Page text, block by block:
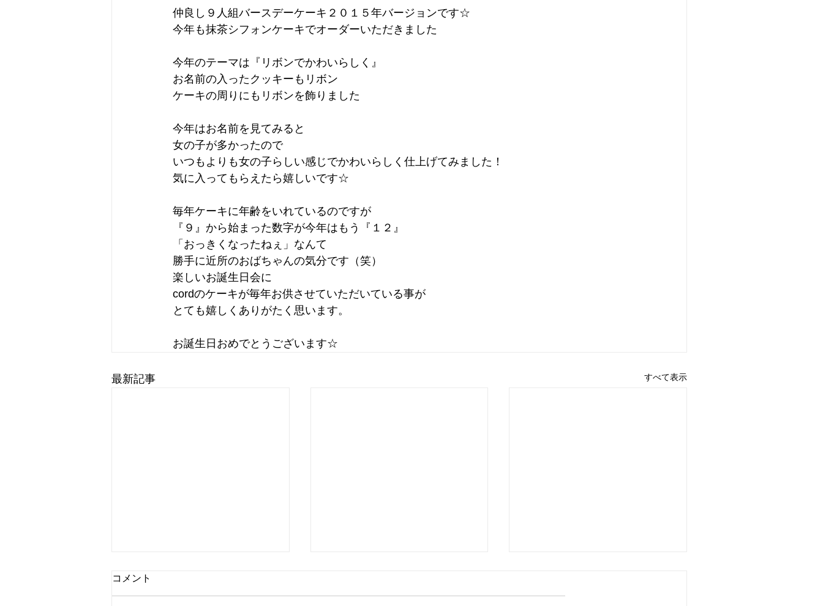
仲良し９人組バースデーケーキ２０１５年バージョンです☆
今年も抹茶シフォンケーキでオーダーいただきました
今年のテーマは『リボンでかわいらしく』
お名前の入ったクッキーもリボン
ケーキの周りにもリボンを飾りました
今年はお名前を見てみると
女の子が多かったので
いつもよりも女の子らしい感じでかわいらしく仕上げてみました！
気に入ってもらえたら嬉しいです☆
毎年ケーキに年齢をいれているのですが
『９』から始まった数字が今年はもう『１２』
「おっきくなったねぇ」なんて
勝手に近所のおばちゃんの気分です（笑）
楽しいお誕生日会に
cordのケーキが毎年お供させていただいている事が
とても嬉しくありがたく思います。
お誕生日おめでとうございます☆
最新記事 すべて表示
コメント